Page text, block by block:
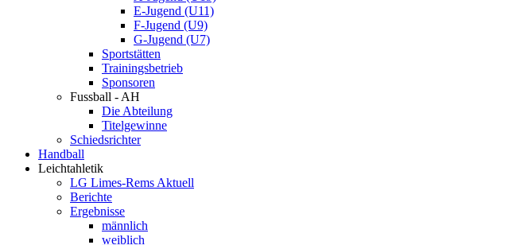
E-Jugend (U11)
F-Jugend (U9)
G-Jugend (U7)
Sportstätten
Trainingsbetrieb
Sponsoren
Fussball - AH
Die Abteilung
Titelgewinne
Schiedsrichter
Handball
Leichtahletik
LG Limes-Rems Aktuell
Berichte
Ergebnisse
männlich
weiblich